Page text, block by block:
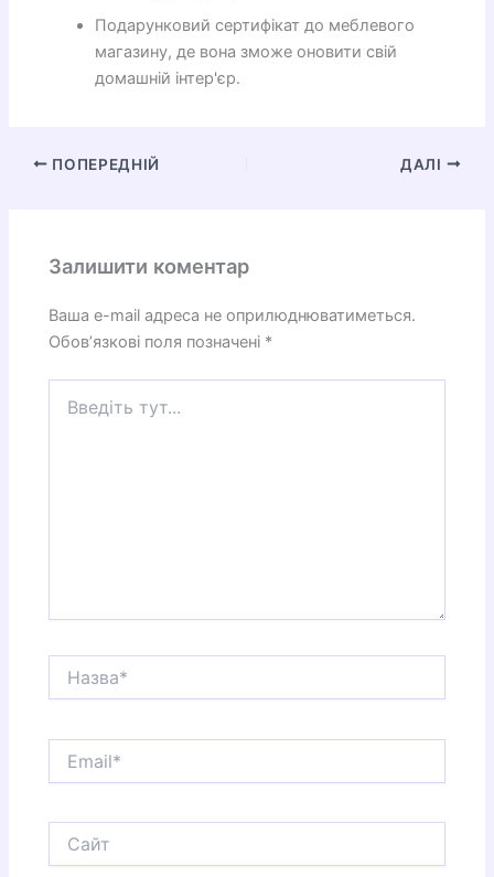
Подарунковий сертифікат до меблевого
магазину, де вона зможе оновити свій
домашній інтер'єр.
ПОПЕРЕДНІЙ ДАЛІ
Залишити коментар
Ваша e-mail адреса не оприлюднюватиметься.
Обов’язкові поля позначені *
тут...